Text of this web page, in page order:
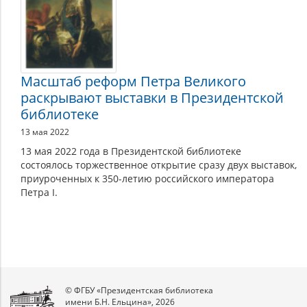
Масштаб реформ Петра Великого
раскрывают выставки в Президентской
библиотеке
13 мая 2022
13 мая 2022 года в Президентской библиотеке
состоялось торжественное открытие сразу двух выставок,
приуроченных к 350-летию российского императора
Петра I.
© ФГБУ «Президентская библиотека
имени Б.Н. Ельцина», 2026